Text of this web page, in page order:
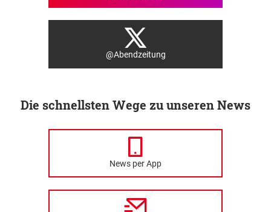
@Abendzeitung
Die schnellsten Wege zu unseren News
News per App